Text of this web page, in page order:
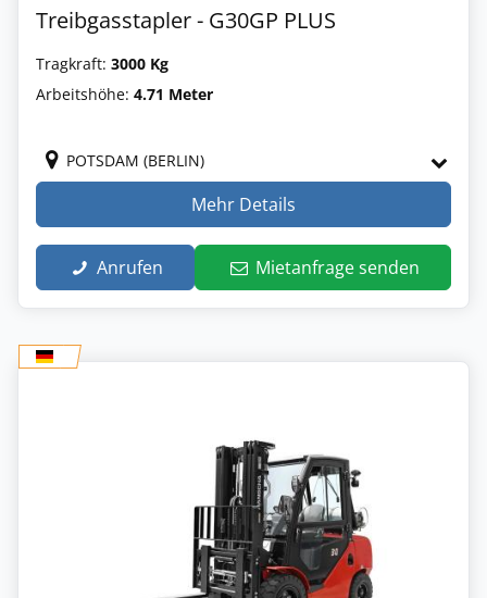
Treibgasstapler - G30GP PLUS
Tragkraft: 3000 Kg
Arbeitshöhe: 4.71 Meter
POTSDAM (BERLIN)
Mehr Details
Anrufen Mietanfrage senden